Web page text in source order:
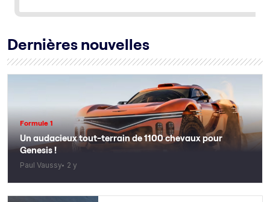
Dernières nouvelles
Formule 1
Un audacieux tout-terrain de 1100 chevaux pour
Genesis !
Paul Vaussy 2 y